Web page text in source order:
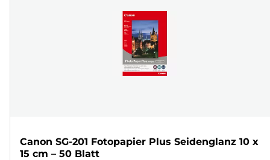
Canon SG-201 Fotopapier Plus Seidenglanz 10 x
15 cm – 50 Blatt